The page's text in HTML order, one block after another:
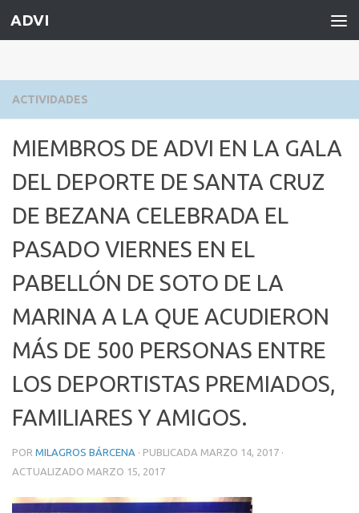
Saltar al contenido
ADVI
ACTIVIDADES
MIEMBROS DE ADVI EN LA GALA
DEL DEPORTE DE SANTA CRUZ
DE BEZANA CELEBRADA EL
PASADO VIERNES EN EL
PABELLÓN DE SOTO DE LA
MARINA A LA QUE ACUDIERON
MÁS DE 500 PERSONAS ENTRE
LOS DEPORTISTAS PREMIADOS,
FAMILIARES Y AMIGOS.
POR MILAGROS BÁRCENA · PUBLICADA MARZO 14, 2017 ·
ACTUALIZADO MARZO 15, 2017